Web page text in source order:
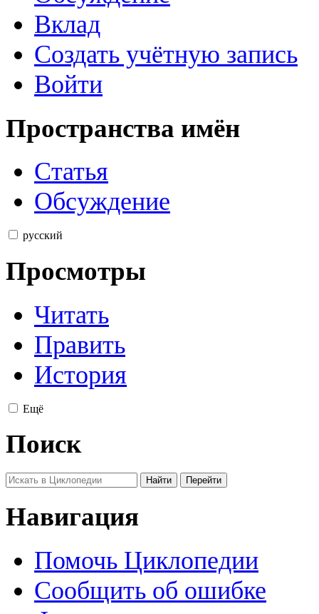
Вклад
Создать учётную запись
Войти
Пространства имён
Статья
Обсуждение
русский
Просмотры
Читать
Править
История
Ещё
Поиск
Навигация
Помочь Циклопедии
Сообщить об ошибке